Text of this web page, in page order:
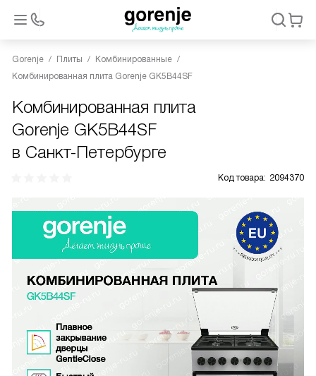
Gorenje Плиты
Комбинированные
Комбинированная плита Gorenje GK5B44SF
Комбинированная плита
Gorenje GK5B44SF
в Санкт-Петербурге
Код товара: 2094370